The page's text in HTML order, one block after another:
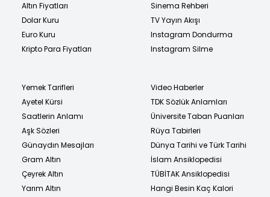
Altın Fiyatları
Dolar Kuru
Euro Kuru
Kripto Para Fiyatları
Sinema Rehberi
TV Yayın Akışı
Instagram Dondurma
Instagram Silme
Yemek Tarifleri
Ayetel Kürsi
Saatlerin Anlamı
Aşk Sözleri
Günaydın Mesajları
Gram Altın
Çeyrek Altın
Yarım Altın
Video Haberler
TDK Sözlük Anlamları
Üniversite Taban Puanları
Rüya Tabirleri
Dünya Tarihi ve Türk Tarihi
İslam Ansiklopedisi
TÜBİTAK Ansiklopedisi
Hangi Besin Kaç Kalori